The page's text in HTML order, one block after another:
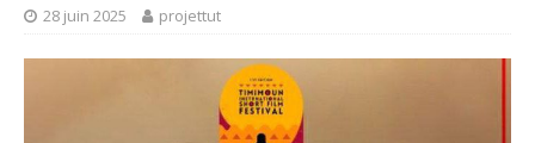
28 juin 2025 projettut